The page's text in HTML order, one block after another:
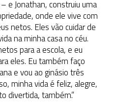
e Jonathan, construiu uma
onde ele vive com
netos. Eles vão cuidar de
na minha casa no céu.
para a escola, e eu
eles. Eu também faço
e vou ao ginásio três
minha vida é feliz, alegre,
divertida, também.”